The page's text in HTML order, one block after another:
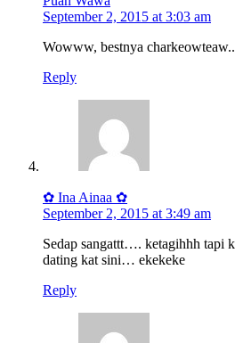
September 2, 2015 at 3:03 am
Wowww, bestnya
Reply
✿ Ina Ainaa ✿
September 2, 2015 at 3:49 am
Sedap sangattt…. ketagihhh tapi
dating kat sini… ekekeke
Reply